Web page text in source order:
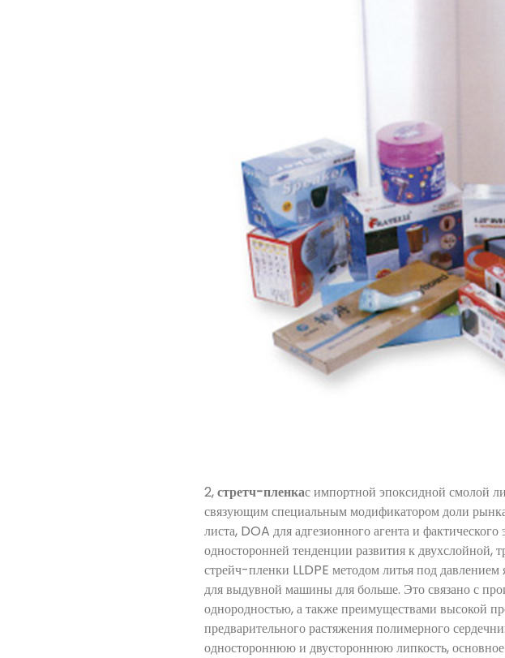
2,стретч-пленкас импортной эпоксидной смолой
связующим специальным модификатором доли
листа, DOA для адгезионного агента и
односторонней тенденции развития к двухслойной,
стрейч-пленки LLDPE методом литья под
для выдувной машины для больше. Это связано с
однородностью, а также преимуществами высокой
предварительного растяжения полимерного
одностороннюю и двустороннюю липкость,